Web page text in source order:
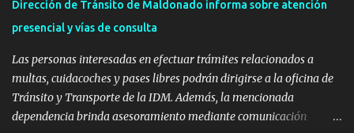
nuevos pavimentos e iluminación. La totalidad de estas obras
implicaron una inversión estimada ...
Dirección de Tránsito de Maldonado informa sobre atención
presencial y vías de consulta
Las personas interesadas en efectuar trámites relacionados a
multas, cuidacoches y pases libres podrán dirigirse a la oficina de
Tránsito y Transporte de la IDM. Además, la mencionada
dependencia brinda asesoramiento mediante comunicación